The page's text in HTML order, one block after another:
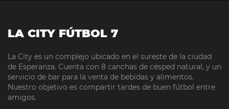
LA CITY FÚTBOL 7
La City es un complejo ubicado en el sureste de la ciudad
de Esperanza. Cuenta con 8 canchas de césped natural, y un
servicio de bar para la venta de bebidas y alimentos.
Nuestro objetivo es compartir tardes de buen fútbol entre
amigos.